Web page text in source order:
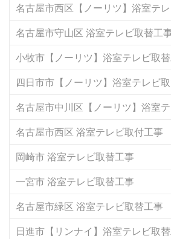
名古屋市西区【ノーリツ】浴室テ
名古屋市守山区 浴室テレビ取替工
小牧市【ノーリツ】浴室テレビ取
四日市市【ノーリツ】浴室テレビ
名古屋市中川区【ノーリツ】浴室
名古屋市西区 浴室テレビ取付工事
岡崎市 浴室テレビ取替工事
一宮市 浴室テレビ取替工事
名古屋市緑区 浴室テレビ取替工事
日進市【リンナイ】浴室テレビ取